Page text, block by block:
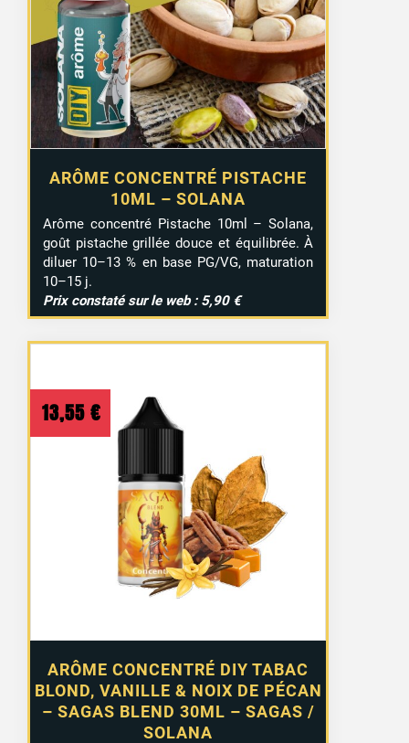
ARÔME CONCENTRÉ PISTACHE
10ML – SOLANA
Arôme concentré Pistache 10ml – Solana,
goût pistache grillée douce et équilibrée. À
diluer 10–13 % en base PG/VG, maturation
10–15 j.
Prix constaté sur le web : 5,90 €
ARÔME CONCENTRÉ DIY TABAC
BLOND, VANILLE & NOIX DE PÉCAN
– SAGAS BLEND 30ML – SAGAS /
SOLANA
13,55 €